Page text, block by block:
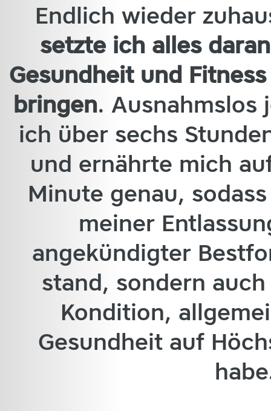
Endlich wieder
setzte ich alles
Gesundheit und
bringen. Ausnahmslos
ich über sechs
und ernährte mich
Minute genau,
meiner
angekündigter
stand, sondern
Kondition,
Gesundheit auf